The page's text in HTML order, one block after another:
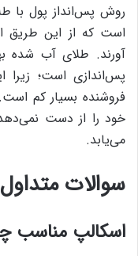
روش پس‌انداز پول با
است که از این
آورند. طلای آب شده
پس‌اندازی است؛
فروشنده بسیار کم
خود را از دست
می‌یابد.
سوالات متداول
اسکالپ مناسب